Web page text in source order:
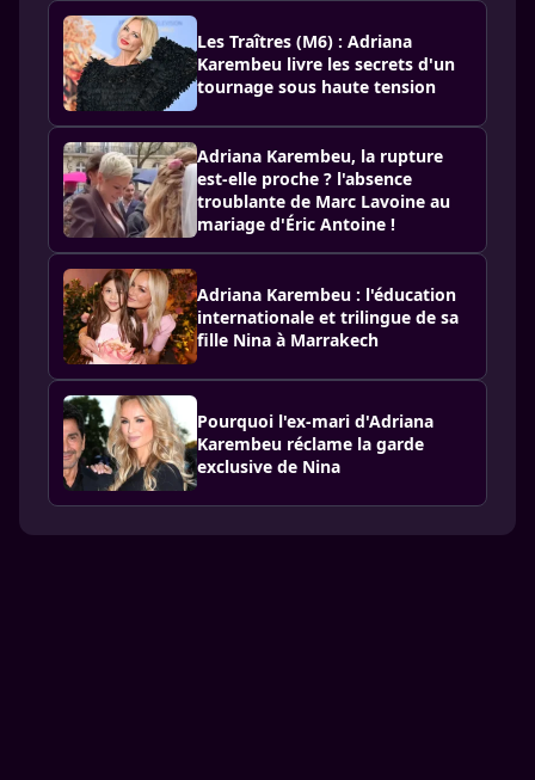
Les Traîtres (M6) : Adriana
Karembeu livre les secrets d'un
tournage sous haute tension
Adriana Karembeu, la rupture
est-elle proche ? l'absence
troublante de Marc Lavoine au
mariage d'Éric Antoine !
Adriana Karembeu : l'éducation
internationale et trilingue de sa
fille Nina à Marrakech
Pourquoi l'ex-mari d'Adriana
Karembeu réclame la garde
exclusive de Nina